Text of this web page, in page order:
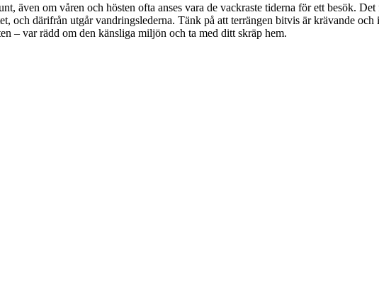
även om våren och hösten ofta anses vara de vackraste tiderna för ett besök.
och därifrån utgår vandringslederna. Tänk på att terrängen bitvis är krävande
– var rädd om den känsliga miljön och ta med ditt skräp hem.